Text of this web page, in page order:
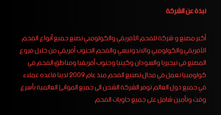
نبذة عن الشركة
أكبر مصنع و شركة للفحم الأفريقي والكولومبي نصنع جميع أنواع الفحم
الأفريقي والكولومبي والاندونيسي والفحم الجنوب أفريقي من خلال فروع
المصنع فى نيجيريا والسودان وكينيا وجنوب أفريقيا ومناطق الفحم في
كولومبيا نعمل في مجال تصنيع الفحم منذ عام 2009 لدينا قاعده عملاء
في جميع دول العالم توفر الشركة الشحن الى جميع الموانئ العالمية بأسرع
وقت وتأمين شامل على جميع حاويات الفحم